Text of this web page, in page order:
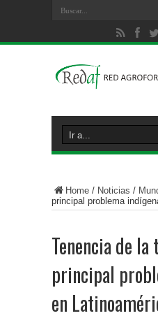
Home / Noticias /
principal problema
Tenencia de
principal
en